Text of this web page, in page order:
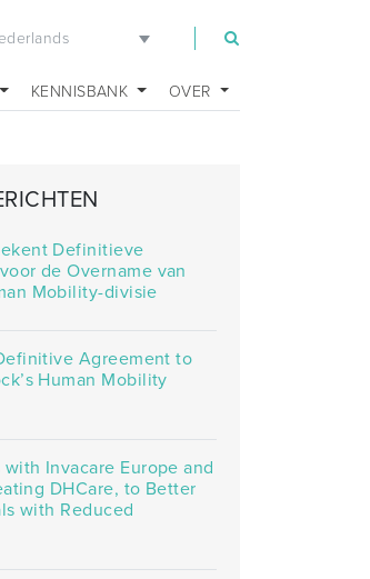
KENNISBANK OVER
Definitieve
de Overname van
Mobility-divisie
Agreement to
Human Mobility
with Invacare Europe and
DHCare, to Better
with Reduced